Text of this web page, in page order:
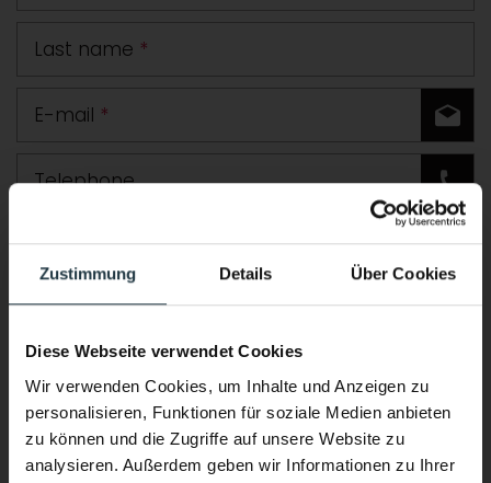
Zustimmung Details Über Cookies
Diese Webseite verwendet Cookies
Wir verwenden Cookies, um Inhalte und Anzeigen zu
personalisieren, Funktionen für soziale Medien anbieten
zu können und die Zugriffe auf unsere Website zu
analysieren. Außerdem geben wir Informationen zu Ihrer
Last name *
E-mail *
Telephone
Road
Postcode Town
Country
Comment